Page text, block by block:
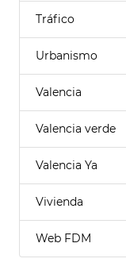
Tráfico
Urbanismo
Valencia
Valencia verde
Valencia Ya
Vivienda
Web FDM